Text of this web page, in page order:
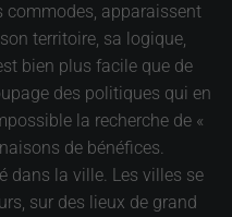
commodes, apparaissent
territoire, sa logique,
bien plus facile que de
des politiques qui en
la recherche de «
de bénéfices.
dans la ville. Les villes se
sur des lieux de grand